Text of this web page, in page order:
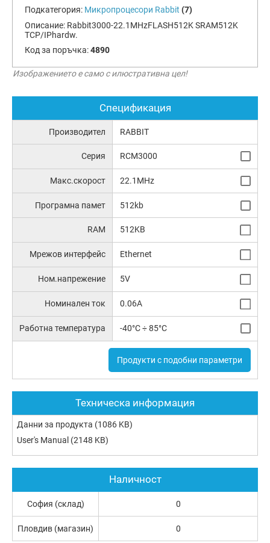
Подкатегория: Микропроцесори Rabbit (7)
Описание: Rabbit3000-22.1MHzFLASH512K SRAM512K
TCP/IPhardw.
Код за поръчка:4890
Изображението е само с илюстративна цел!
Спецификация
Производител RABBIT
Серия RCM3000
Макс.скорост 22.1MHz
Програмна памет 512kb
RAM 512KB
Мрежов интерфейс Ethernet
Ном.напрежение 5V
Номинален ток 0.06A
Работна температура -40°C ÷ 85°C
Продукти с подобни параметри
Техническа информация
Данни за продукта (1086 KB)
User's Manual (2148 KB)
Наличност
София (склад) 0
Пловдив (магазин) 0